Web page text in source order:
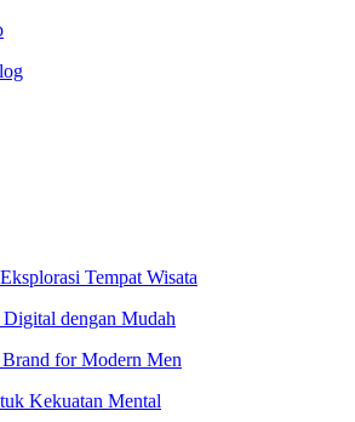
Tempat Wisata
dengan Mudah
for Modern Men
Kekuatan Mental